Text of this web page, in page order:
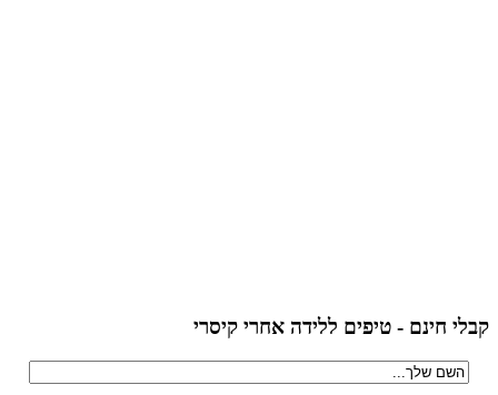
קבלי חינם - טיפים ללידה אחרי קיסרי